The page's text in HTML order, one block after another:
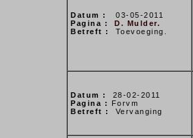
Datum : 03-05-2011
Pagina : D. Mulder.
Betreft : Toevoeging.
Datum :
28-02-2011
Pagina :
Forvm
Betreft :
Vervanging